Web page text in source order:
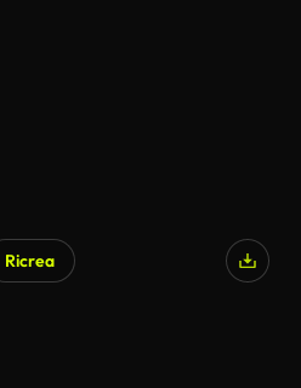
Ricrea